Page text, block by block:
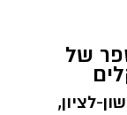
של
לציון,